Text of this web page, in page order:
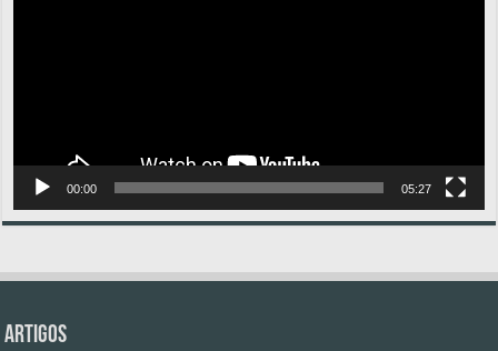
00:00 05:27
Artigos